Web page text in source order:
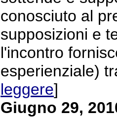
conosciuto al
supposizioni e
l'incontro
esperienziale)
leggere]
Giugno 29,